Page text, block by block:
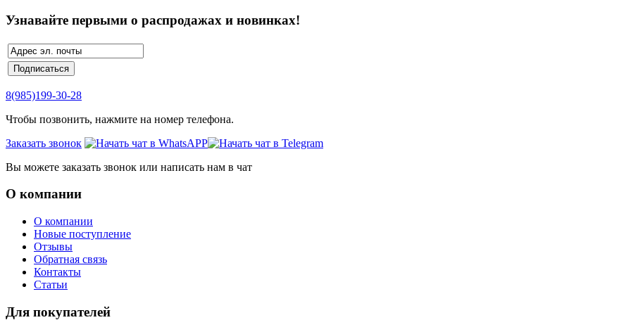
Узнавайте первыми о распродажах и новинках!
8(985)199-30-28
Чтобы позвонить, нажмите на номер телефона.
Заказать звонок
Вы можете заказать звонок или написать нам в чат
О компании
О компании
Новые поступление
Отзывы
Обратная связь
Контакты
Статьи
Для покупателей